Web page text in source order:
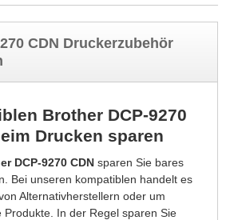
CDN Druckerzubehör
Brother DCP-9270
Drucken sparen
DCP-9270 CDN sparen Sie bares
Bei unseren kompatiblen handelt es
Alternativherstellern oder um
Produkte. In der Regel sparen Sie